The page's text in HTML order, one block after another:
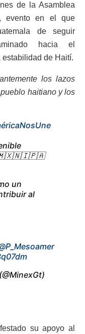
de la Asamblea
evento en el que
de seguir
hacia el
de Haití.
los lazos
haitiano y los
un
al
su apoyo al